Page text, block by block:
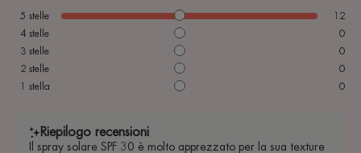
Qui di seguito le informazioni sullo smaltimento
dell’imballaggio dopo l’utilizzo del prodotto.
Svuotare l’imballaggio primario del suo contenuto prima di
conferirlo in raccolta differenziata.
Verificare le disposizioni del proprio Comune.
Flacone (PET 1): Plastica
5 stelle
12
4 stelle
0
3 stelle
0
2 stelle
0
1 stella 0
Riepilogo recensioni
Il spray solare SPF 30 è molto apprezzato per la sua texture